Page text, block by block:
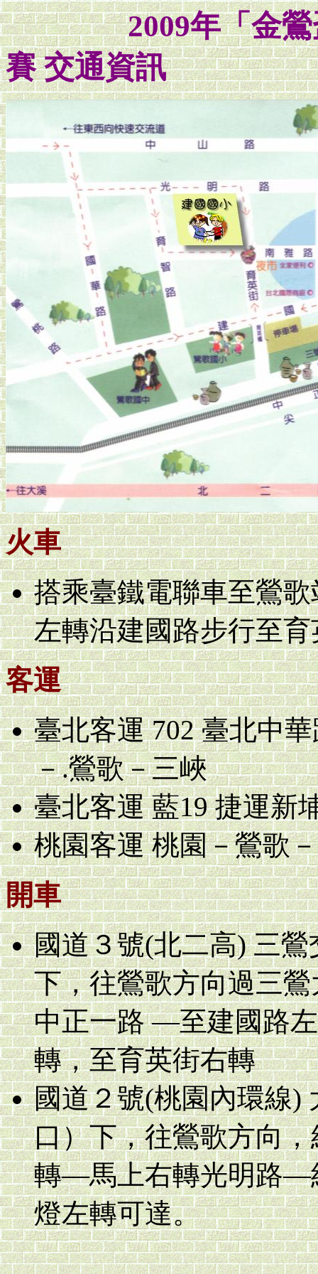
2009年「金鶯盃
賽 交通資訊
火車
搭乘臺鐵電聯車至鶯
左轉沿建國路步行至
客運
臺北客運 702 臺北中
－.鶯歌－三峽
臺北客運 藍19 捷運新
桃園客運 桃園－鶯歌
開車
國道３號(北二高) 三
下，往鶯歌方向過三
中正一路 —至建國路左
轉，至育英街右轉
國道２號(桃園內環線)
口）下，往鶯歌方向
轉—馬上右轉光明路—
燈左轉可達。